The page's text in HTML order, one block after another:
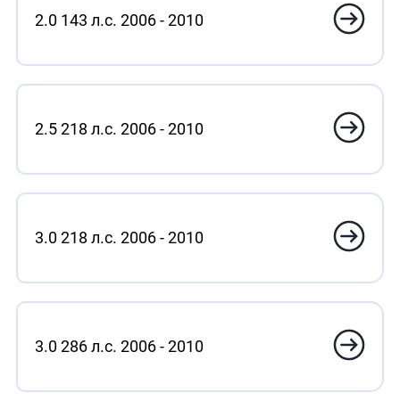
2.0 143 л.с. 2006 - 2010
2.5 218 л.с. 2006 - 2010
3.0 218 л.с. 2006 - 2010
3.0 286 л.с. 2006 - 2010